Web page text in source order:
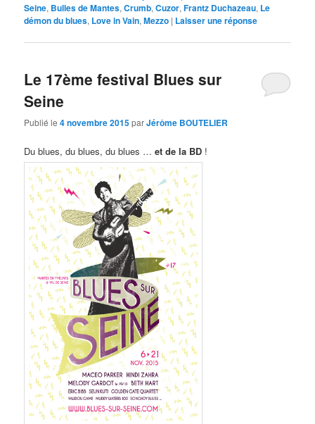
Seine, Bulles de Mantes,Crumb,Cuzor,Frantz Duchazeau, Le
démon du blues, Love in Vain,Mezzo | Laisser une réponse
Le 17ème festival Blues sur
Seine
Publié le4 novembre 2015parJérôme BOUTELIER
Du blues, du blues, du blues …et de la BD !